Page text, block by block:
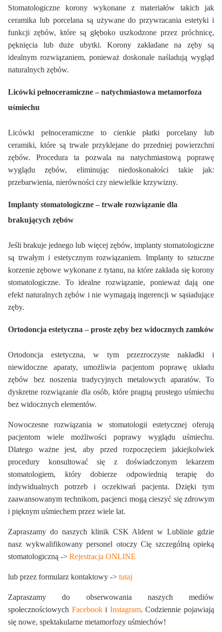
Stomatologiczne korony wykonane z materiałów takich jak
ceramika lub porcelana są używane do przywracania estetyki i
funkcji zębów, które są głęboko uszkodzone przez próchnicę,
pęknięcia lub duże ubytki. Korony zakładane na zęby są
idealnym rozwiązaniem, ponieważ doskonale naśladują wygląd
naturalnych zębów.
Licówki pełnoceramiczne – natychmiastowa metamorfoza
uśmiechu
Licówki pełnoceramiczne to cienkie płatki porcelany lub
ceramiki, które są trwale przyklejane do przedniej powierzchni
zębów. Procedura ta pozwala na natychmiastową poprawę
wyglądu zębów, eliminując niedoskonałości takie jak:
przebarwienia, nierówności czy niewielkie krzywizny.
Implanty stomatologiczne – trwałe rozwiązanie dla
brakujących zębów
Jeśli brakuje jednego lub więcej zębów, implanty stomatologiczne
są trwałym i estetycznym rozwiązaniem. Implanty to sztuczne
korzenie zębowe wykonane z tytanu, na które zakłada się korony
stomatologiczne. To idealne rozwiązanie, ponieważ dają one
efekt naturalnych zębów i nie wymagają ingerencji w sąsiadujące
zęby.
Ortodoncja estetyczna – proste zęby bez widocznych zamków
Ortodoncja estetyczna, w tym przezroczyste nakładki i
niewidoczne aparaty, umożliwia pacjentom poprawę układu
zębów bez noszenia tradycyjnych metalowych aparatów. To
dyskretne rozwiązanie dla osób, które pragną prostego uśmiechu
bez widocznych elementów.
Nowoczesne rozwiązania w stomatologii estetycznej oferują
pacjentom wiele możliwości poprawy wyglądu uśmiechu.
Dlatego ważne jest, aby przed rozpoczęciem jakiejkolwiek
procedury konsultować się z doświadczonym lekarzem
stomatologiem, który dobierze odpowiednią terapię do
indywidualnych potrzeb i oczekiwań pacjenta. Dzięki tym
zaawansowanym technikom, pacjenci mogą cieszyć się zdrowym
i pięknym uśmiechem przez wiele lat.
Zapraszamy do naszych klinik CSK Aldent w Lublinie gdzie
nasz wykwalifikowany personel otoczy Cię szczególną opieką
stomatologiczną -> Rejestracja ONLINE
lub przez formularz kontaktowy -> tutaj
Zapraszamy do obserwowania naszych mediów
społecznościowych Facebooki Instagram. Codziennie pojawiają
się nowe, spektakularne metamorfozy uśmiechów!